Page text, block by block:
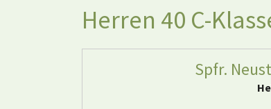
Herren 40 C-
Spfr.